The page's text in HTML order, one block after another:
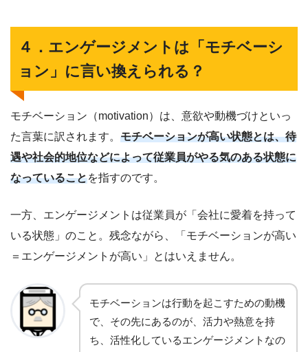
４．エンゲージメントは「モチベーシ
ョン」に言い換えられる？
モチベーション（motivation）は、意欲や動機づけといっ
た言葉に訳されます。 モチベーションが高い状態とは、待
遇や社会的地位などによって従業員がやる気のある状態に
なっていることを指すのです。
一方、エンゲージメントは従業員が「会社に愛着を持って
いる状態」のこと。残念ながら、「モチベーションが高い
＝エンゲージメントが高い」とはいえません。
モチベーションは行動を起こすための動機
で、その先にあるのが、活力や熱意を持
ち、活性化しているエンゲージメントなの